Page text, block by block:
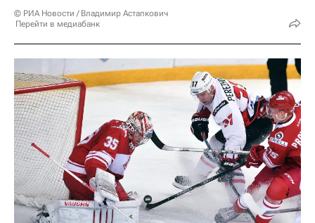
© РИА Новости / Владимир Астапкович
Перейти в медиабанк